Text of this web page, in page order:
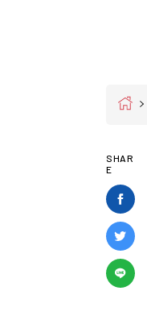
Home
SHAR
E